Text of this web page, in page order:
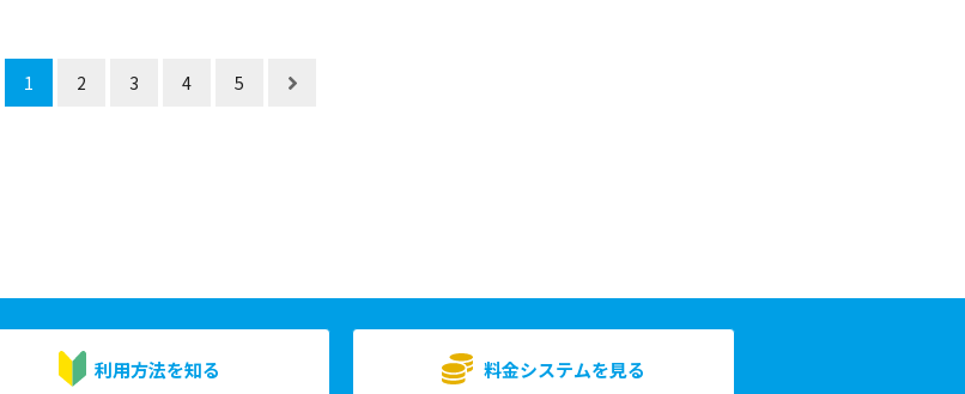
1 2 3 4 5
利用方法を知る 料金システムを見る